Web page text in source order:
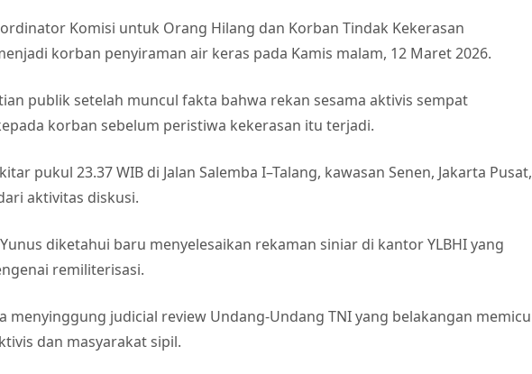
Komisi untuk Orang Hilang dan Korban Tindak Kekerasan
korban penyiraman air keras pada Kamis malam, 12 Maret 2026.
publik setelah muncul fakta bahwa rekan sesama aktivis sempat
korban sebelum peristiwa kekerasan itu terjadi.
pukul 23.37 WIB di Jalan Salemba I–Talang, kawasan Senen, Jakarta Pusat,
aktivitas diskusi.
diketahui baru menyelesaikan rekaman siniar di kantor YLBHI yang
remiliterisasi.
menyinggung judicial review Undang-Undang TNI yang belakangan memicu
dan masyarakat sipil.